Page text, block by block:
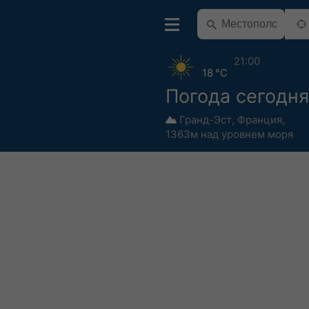
Погода
Гранд-Эст, Франция,
1363м над уровнем моря
18 °C
21:00